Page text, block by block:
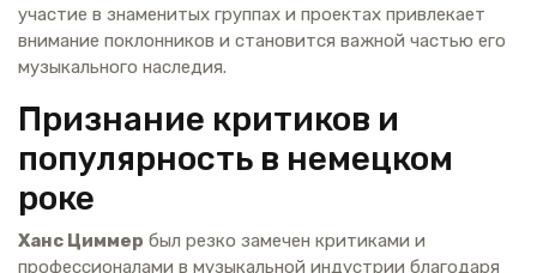
участие в знаменитых группах и проектах привлекает
внимание поклонников и становится важной частью его
музыкального наследия.
Признание критиков и
популярность в немецком
роке
Ханс Циммер был резко замечен критиками и
профессионалами в музыкальной индустрии благодаря